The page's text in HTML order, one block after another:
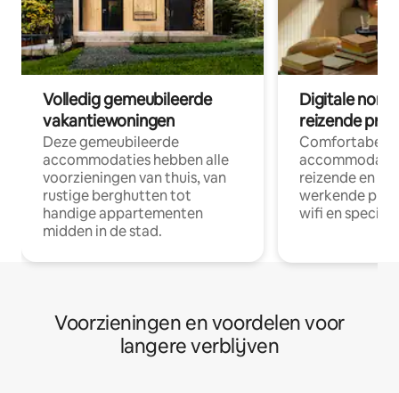
Volledig gemeubileerde
vakantiewoningen
Deze gemeubileerde
accommodaties hebben alle
voorzieningen van thuis, van
rustige berghutten tot
handige appartementen
midden in de stad.
Digitale
reizende
Comfortabele
reizende en
werkende
wifi en
Voorzieningen en voordelen voor
langere verblijven